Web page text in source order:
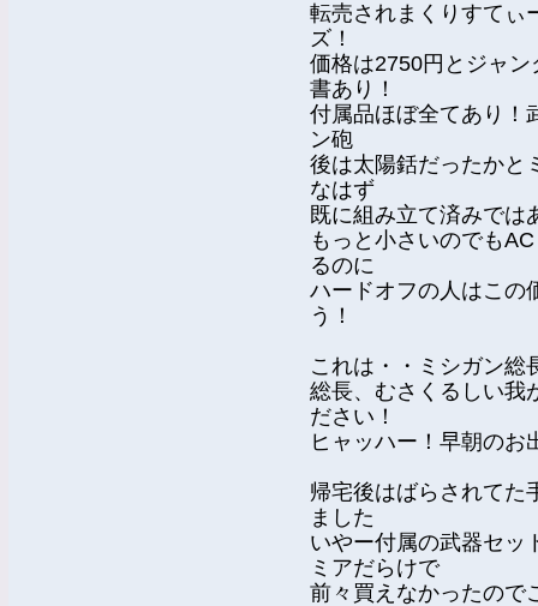
転売されまくりすてぃ
ズ！
価格は2750円とジャ
書あり！
付属品ほぼ全てあり！
ン砲
後は太陽銛だったかと
なはず
既に組み立て済みでは
もっと小さいのでも
るのに
ハードオフの人はこの
う！
これは・・ミシガン総
総長、むさくるしい我
ださい！
ヒャッハー！早朝のお
帰宅後はばらされてた
ました
いやー付属の武器セッ
ミアだらけで
前々買えなかったので